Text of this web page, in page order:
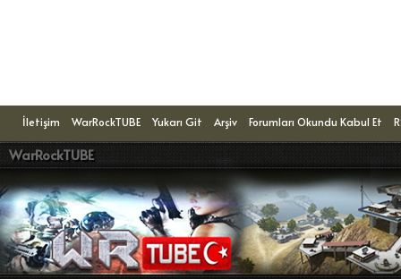
İletişim WarRockTUBE Yukarı Git Arşiv Forumları Okundu Kabul Et
WarRockTUBE